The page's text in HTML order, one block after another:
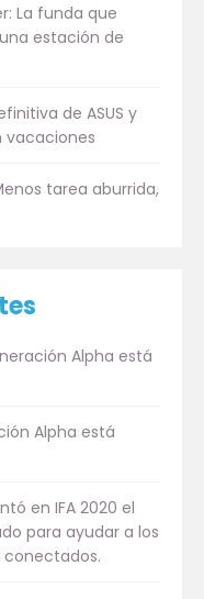
La funda que
estación de
de ASUS y
vacaciones
tarea aburrida,
Alpha está
Alpha está
en IFA 2020 el
para ayudar a los